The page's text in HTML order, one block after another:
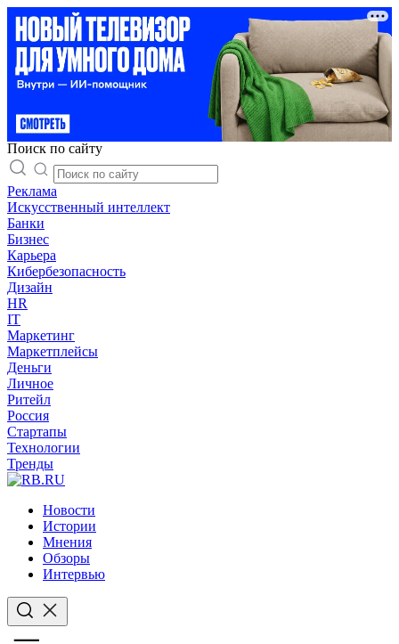
Поиск по сайту
Реклама
Искусственный интеллект
Банки
Бизнес
Карьера
Кибербезопасность
Дизайн
HR
IT
Маркетинг
Маркетплейсы
Деньги
Личное
Ритейл
Россия
Стартапы
Технологии
Тренды
Новости
Истории
Мнения
Обзоры
Интервью